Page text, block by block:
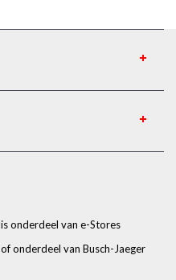
onderdeel van e-Stores
onderdeel van Busch-Jaeger